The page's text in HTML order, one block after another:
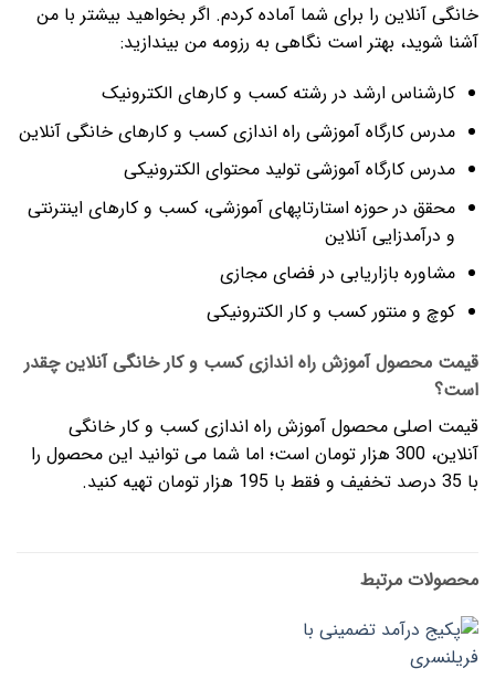
خانگی آنلاین را برای شما آماده کردم. اگر بخواهید بیشتر با من
آشنا شوید، بهتر است نگاهی به رزومه من بیندازید:
کارشناس ارشد در رشته کسب و کارهای الکترونیک
مدرس کارگاه آموزشی راه اندازی کسب و کارهای خانگی آنلاین
مدرس کارگاه آموزشی تولید محتوای الکترونیکی
محقق در حوزه استارتاپهای آموزشی، کسب و کارهای اینترنتی
و درآمدزایی آنلاین
مشاوره بازاریابی در فضای مجازی
کوچ و منتور کسب و کار الکترونیکی
قیمت محصول آموزش راه اندازی کسب و کار خانگی آنلاین چقدر
است؟
قیمت اصلی محصول آموزش راه اندازی کسب و کار خانگی
آنلاین، 300 هزار تومان است؛ اما شما می توانید این محصول را
با 35 درصد تخفیف و فقط با 195 هزار تومان تهیه کنید.
محصولات مرتبط